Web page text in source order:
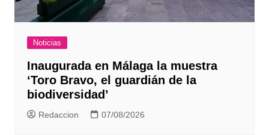
Noticias
Inaugurada en Málaga la muestra
‘Toro Bravo, el guardián de la
biodiversidad’
Redaccion 07/08/2026